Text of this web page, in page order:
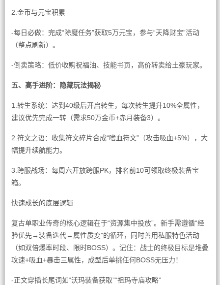
2.金币与元宝积累
-每日必做：完成“除魔任务”获取5万元宝，参与“天降财宝”活动
（整点刷新）。
-倒卖策略：低价收购祝福油、技能书页，高价转卖给土豪玩家。
五、高手进阶：隐藏玩法揭秘
1.转生系统：达到40级后开启转生，每次转生提升10%全属性，
建议优先完成一转（需求50万金币+赤月装备3）。
2.符文之语：收集符文碎片合成“嗜血符文”（攻击吸血+5%），大
幅提升续航能力。
3.跨服战场：每周六开放跨服PK，排名前10可领取终极装备宝
箱。
快速成长的底层逻辑
复古单职业传奇的核心逻辑在于“资源集中投放”。新手需遵循“经
验优先→装备迭代→属性质变”的循环，同时善用私服特色活动
（如双倍爆率时段、限时BOSS）。记住：战士的终极目标是堆叠
攻速+吸血+暴击三属性，成型后单挑任何BOSS无压力！
-正文穿插长尾词如“沃玛装备获取”“祖玛寺庙攻略”